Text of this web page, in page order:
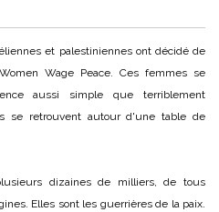
et palestiniennes ont décidé de
Wage Peace. Ces femmes se
aussi simple que terriblement
se retrouvent autour d'une table de
dizaines de milliers, de tous
Elles sont les guerrières de la paix.